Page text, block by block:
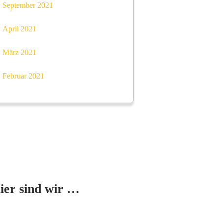
September 2021
April 2021
März 2021
Februar 2021
sind wir …
Sie die